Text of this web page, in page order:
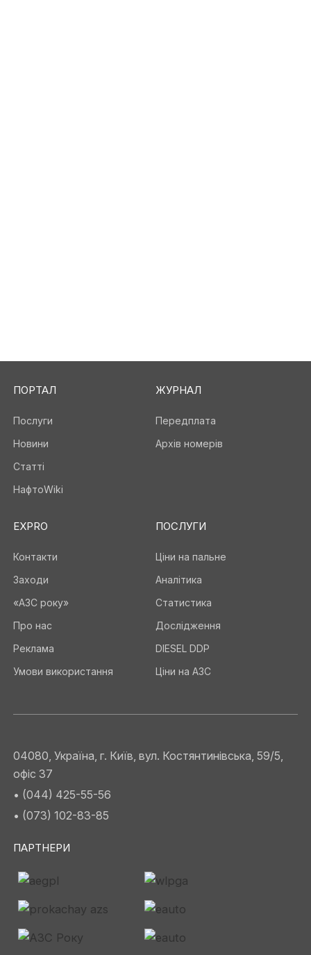
ПОРТАЛ
Послуги
Новини
Статті
НафтоWiki
ЖУРНАЛ
Передплата
Архів номерів
EXPRO
Контакти
Заходи
«АЗС року»
Про нас
Реклама
Умови використання
ПОСЛУГИ
Ціни на пальне
Аналітика
Статистика
Дослідження
DIESEL DDP
Ціни на АЗС
04080, Україна, г. Київ, вул. Костянтинівська, 59/5,
офіс 37
• (044) 425-55-56
• (073) 102-83-85
ПАРТНЕРИ